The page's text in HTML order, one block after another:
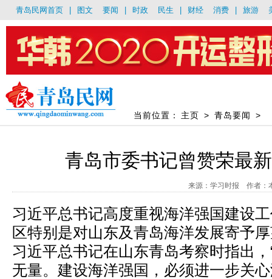
青岛民网首页 图文 要闻 时政 民生 财经 消费 旅游
当前位置： 主页 > 青岛要闻 >
青岛市委书记曾赞荣最
来源：学习时报 作者：
习近平总书记高度重视海洋强国建设
区特别是对山东及青岛海洋发展寄予
习近平总书记在山东青岛考察时指出
无量。建设海洋强国，必须进一步关